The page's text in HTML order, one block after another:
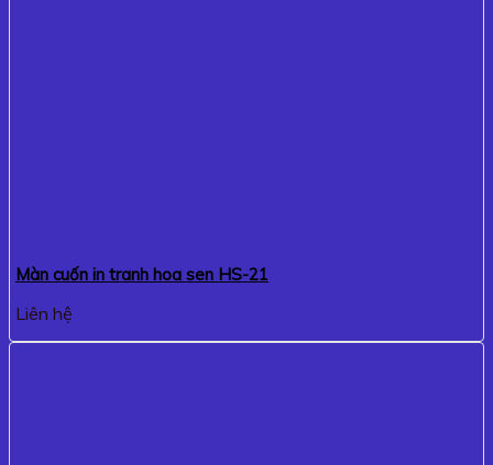
Màn cuốn in tranh hoa sen HS-21
Liên hệ